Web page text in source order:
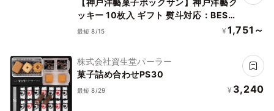
ッキー 10枚入 ギフト 熨斗対応：BEST
Patisserie受賞【Cake.jp Award
最短 8/15 ¥ 1,751～
株式会社資生堂パーラー
菓子詰め合わせPS30
最短 8/29 ¥ 3,240